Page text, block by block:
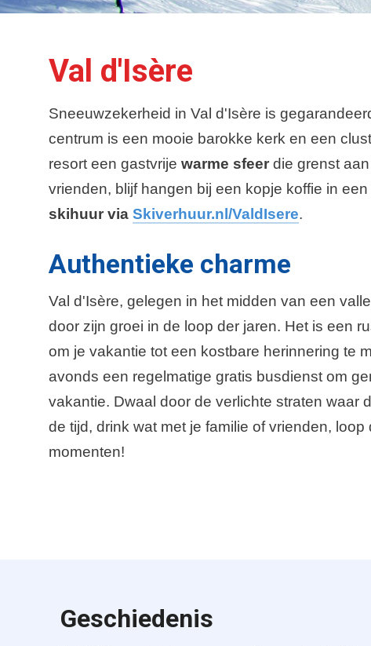
Val d'Isère
Sneeuwzekerheid in Val d'Isère is
centrum is een mooie barokke kerk en een
resort een gastvrije warme sfeer die grenst
vrienden, blijf hangen bij een kopje koffie in
skihuur via Skiverhuur.nl/ValdIsere.
Authentieke charme
Val d'Isère, gelegen in het midden van een
door zijn groei in de loop der jaren. Het is een
om je vakantie tot een kostbare herinnering te
avonds een regelmatige gratis busdienst om
vakantie. Dwaal door de verlichte straten waar
de tijd, drink wat met je familie of vrienden,
momenten!
Geschiedenis